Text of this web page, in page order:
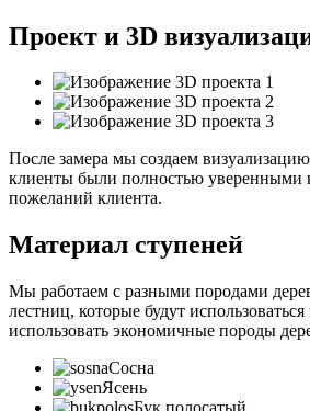
Проект и 3D
После замера мы создаем
клиенты были полностью уверенными
пожеланий клиента.
Материал ступеней
Мы работаем с разными породами
лестниц, которые будут
использовать экономичные породы
Сосна
Ясень